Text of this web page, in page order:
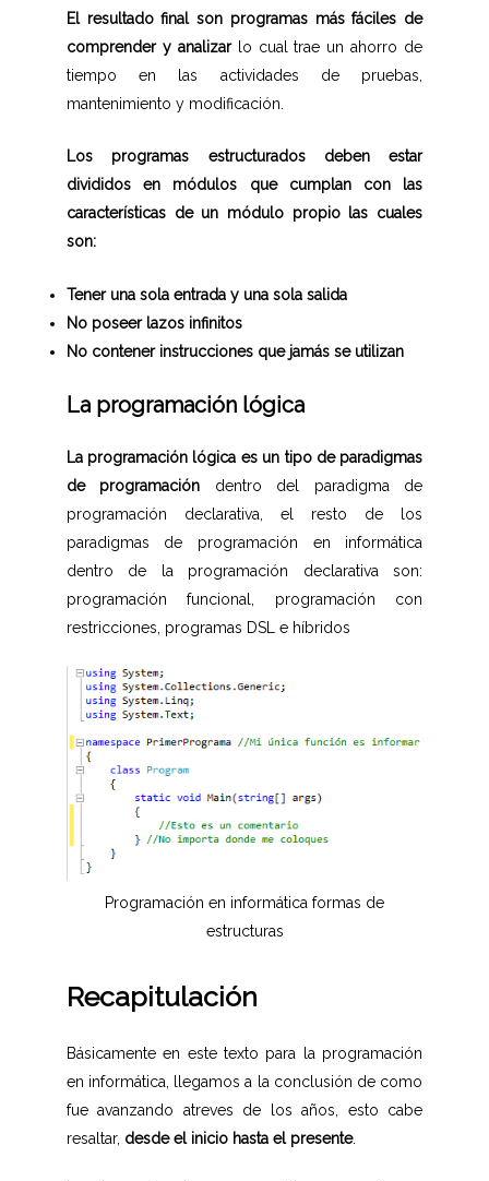
El resultado final son programas más fáciles de
comprender y analizarlo cual trae un ahorro de
tiempo en las actividades de pruebas,
mantenimiento y modificación.
Los programas estructurados deben estar
divididos en módulos que cumplan con las
características de un módulo propio las cuales
son:
Tener una sola entrada y una sola salida
No poseer lazos infinitos
No contener instrucciones que jamás se utilizan
La programación lógica
La programación lógica es un tipo de paradigmas
de programación dentro del paradigma de
programación declarativa, el resto de los
paradigmas de programación en informática
dentro de la programación declarativa son:
programación funcional, programación con
restricciones, programas DSL e híbridos
Programación en informática formas de
estructuras
Recapitulación
Básicamente en este texto para la programación
en informática, llegamos a la conclusión de como
fue avanzando atreves de los años, esto cabe
resaltar, desde el inicio hasta el presente.